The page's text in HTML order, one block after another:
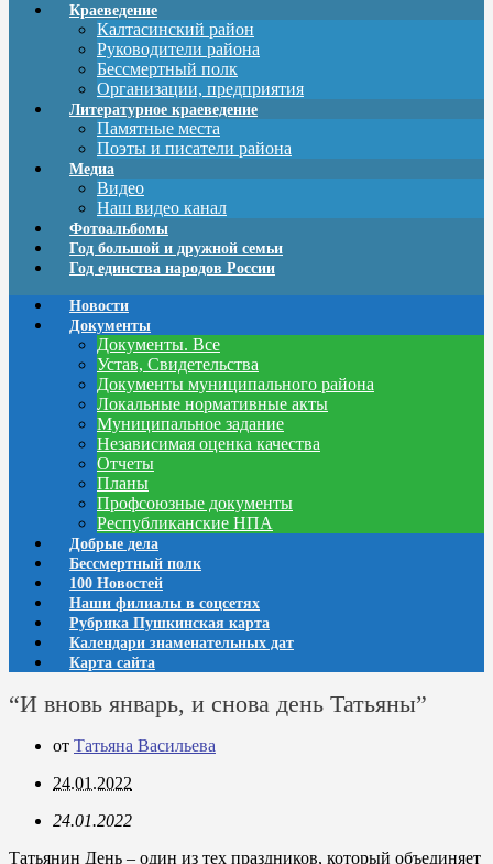
Краеведение
Калтасинский район
Руководители района
Бессмертный полк
Организации, предприятия
Литературное краеведение
Памятные места
Поэты и писатели района
Медиа
Видео
Наш видео канал
Фотоальбомы
Год большой и дружной семьи
Год единства народов России
Новости
Документы
Документы. Все
Устав, Свидетельства
Документы муниципального района
Локальные нормативные акты
Муниципальное задание
Независимая оценка качества
Отчеты
Планы
Профсоюзные документы
Республиканские НПА
Добрые дела
Бессмертный полк
100 Новостей
Наши филиалы в соцсетях
Рубрика Пушкинская карта
Календари знаменательных дат
Карта сайта
“И вновь январь, и снова день Татьяны”
от Татьяна Васильева
24.01.2022
24.01.2022
Татьянин День – один из тех праздников, который объединяет